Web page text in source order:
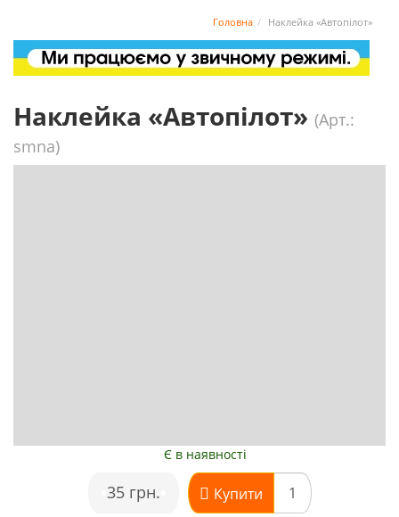
Головна Наклейка «Автопілот»
Наклейка «Автопілот» (Арт.:
smna)
Є в наявності
35 грн. Купити